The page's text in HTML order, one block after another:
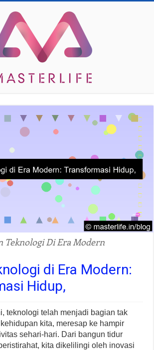
Teknologi Di Era Modern
di Era Modern:
Hidup,
teknologi telah menjadi bagian tak
kita, meresap ke hampir
sehari-hari. Dari bangun tidur
kita dikelilingi oleh inovasi